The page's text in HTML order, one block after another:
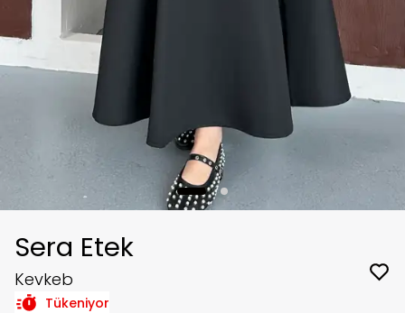
Sera Etek
Kevkeb
Tükeniyor